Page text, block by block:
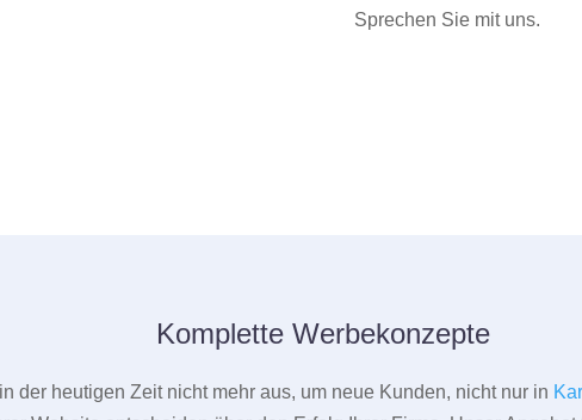
Sprechen Sie mit uns.
Komplette Werbekonzepte
der heutigen Zeit nicht mehr aus, um neue Kunden, nicht nur in